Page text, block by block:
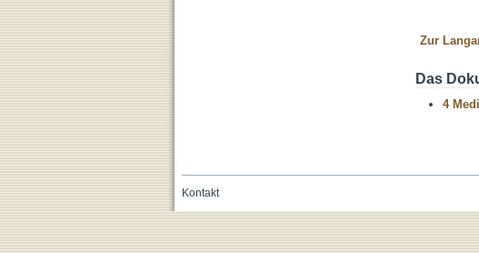
Zur
Das
4
Kontakt